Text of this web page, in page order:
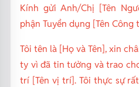
Kính gửi Anh/Chị [Tên
phận Tuyển dụng [Tên Công
Tôi tên là [Họ và Tên], xin
ty vì đã tin tưởng và trao
trí [Tên vị trí]. Tôi thực sự